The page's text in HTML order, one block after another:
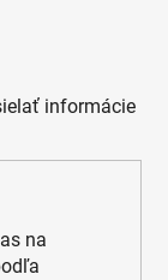
informácie
na